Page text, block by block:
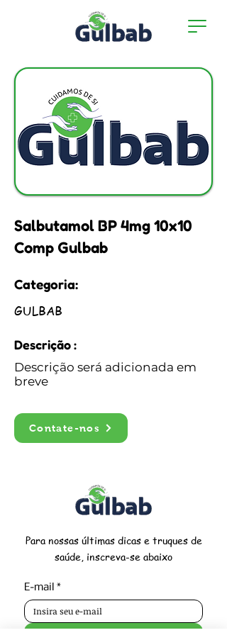
Salbutamol BP 4mg 10x10
Comp Gulbab
Categoria:
GULBAB
Descrição :
Descrição será adicionada em
breve
Contate-nos
Para nossas últimas dicas e truques de
saúde, inscreva-se abaixo
E-mail *